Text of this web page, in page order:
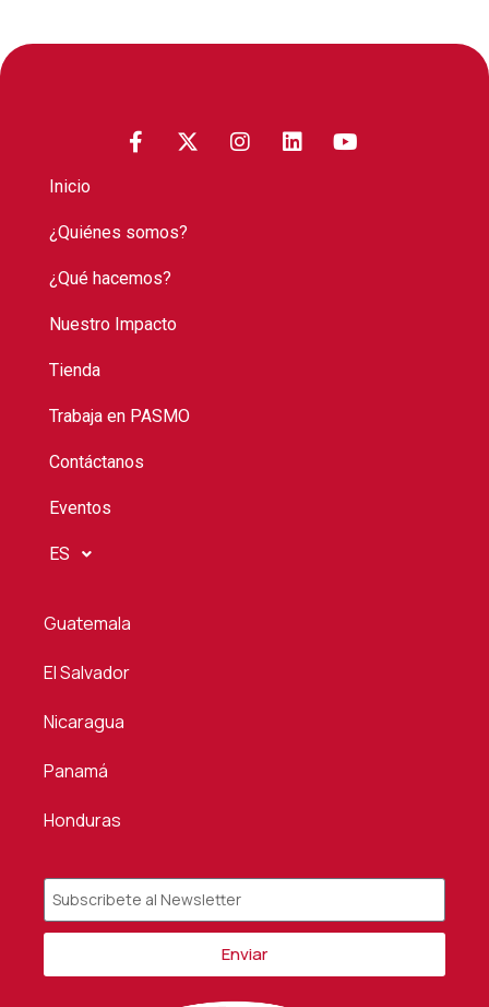
Inicio
¿Quiénes somos?
¿Qué hacemos?
Nuestro Impacto
Tienda
Trabaja en PASMO
Contáctanos
Eventos
ES
Guatemala
El Salvador
Nicaragua
Panamá
Honduras
Enviar